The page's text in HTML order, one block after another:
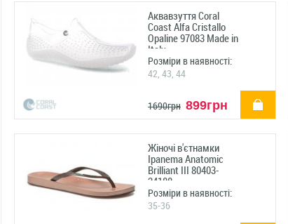
Аквавзуття Coral
Coast Alfa Cristallo
Opaline 97083 Made in
Italy
Розміри в наявності:
42, 43, 44
1690грн 899грн
Жіночі в'єтнамки
Ipanema Anatomic
Brilliant III 80403-
24188
Розміри в наявності:
35-36